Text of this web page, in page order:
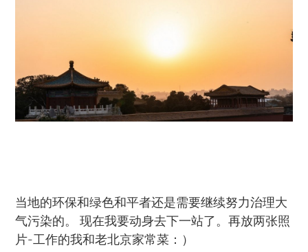
当地的环保和绿色和平者还是需要继续努力治理大
气污染的。 现在我要动身去下一站了。再放两张照
片-工作的我和老北京家常菜：）